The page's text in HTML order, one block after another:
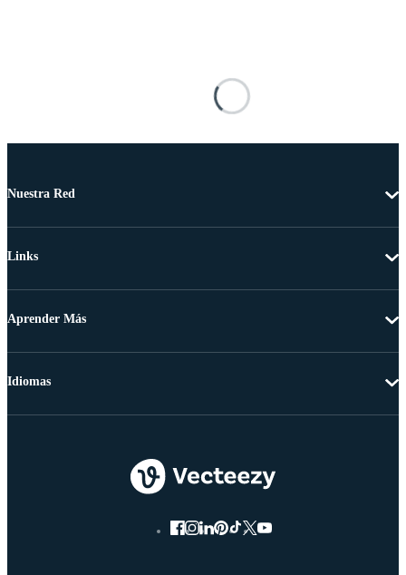
Nuestra Red
Links
Aprender Más
Idiomas